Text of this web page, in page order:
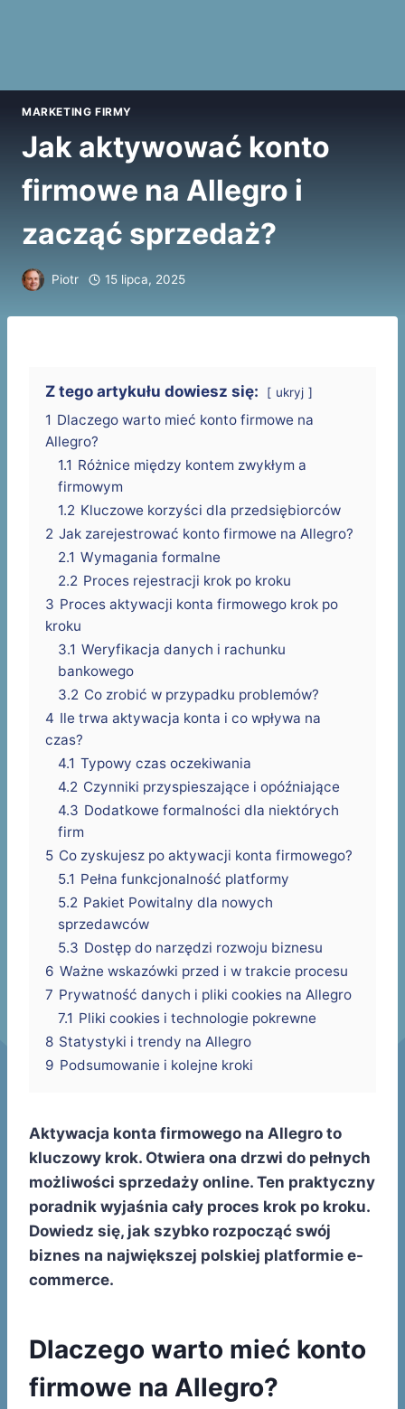
MARKETING FIRMY
Jak aktywować konto
firmowe na Allegro i
zacząć sprzedaż?
Piotr 15 lipca, 2025
Z tego artykułu dowiesz się: ukryj
1 Dlaczego warto mieć konto firmowe na
Allegro?
1.1 Różnice między kontem zwykłym a
firmowym
1.2 Kluczowe korzyści dla przedsiębiorców
2 Jak zarejestrować konto firmowe na Allegro?
2.1 Wymagania formalne
2.2 Proces rejestracji krok po kroku
3 Proces aktywacji konta firmowego krok po
kroku
3.1 Weryfikacja danych i rachunku
bankowego
3.2 Co zrobić w przypadku problemów?
4 Ile trwa aktywacja konta i co wpływa na
czas?
4.1 Typowy czas oczekiwania
4.2 Czynniki przyspieszające i opóźniające
4.3 Dodatkowe formalności dla niektórych
firm
5 Co zyskujesz po aktywacji konta firmowego?
5.1 Pełna funkcjonalność platformy
5.2 Pakiet Powitalny dla nowych
sprzedawców
5.3 Dostęp do narzędzi rozwoju biznesu
6 Ważne wskazówki przed i w trakcie procesu
7 Prywatność danych i pliki cookies na Allegro
7.1 Pliki cookies i technologie pokrewne
8 Statystyki i trendy na Allegro
9 Podsumowanie i kolejne kroki
Aktywacja konta firmowego na Allegro to
kluczowy krok. Otwiera ona drzwi do pełnych
możliwości sprzedaży online. Ten praktyczny
poradnik wyjaśnia cały proces krok po kroku.
Dowiedz się, jak szybko rozpocząć swój
biznes na największej polskiej platformie e-
commerce.
Dlaczego warto mieć konto
firmowe na Allegro?